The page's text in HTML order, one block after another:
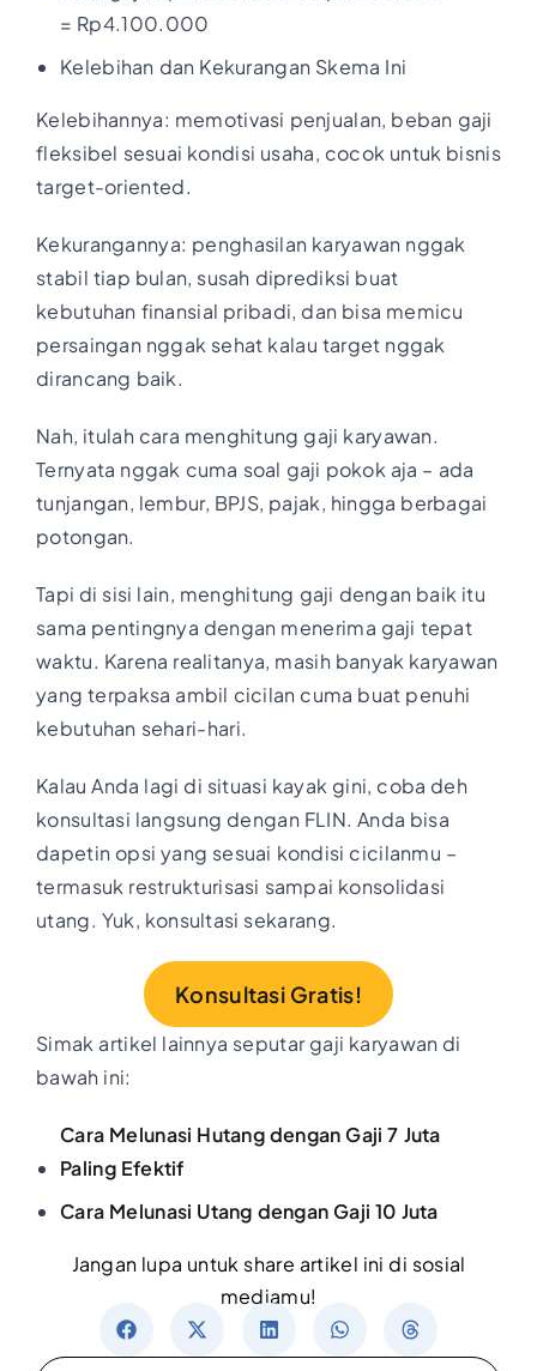
= Rp4.100.000
Kelebihan dan Kekurangan Skema Ini
Kelebihannya: memotivasi penjualan, beban gaji
fleksibel sesuai kondisi usaha, cocok untuk bisnis
target-oriented.
Kekurangannya: penghasilan karyawan nggak
stabil tiap bulan, susah diprediksi buat
kebutuhan finansial pribadi, dan bisa memicu
persaingan nggak sehat kalau target nggak
dirancang baik.
Nah, itulah cara menghitung gaji karyawan.
Ternyata nggak cuma soal gaji pokok aja – ada
tunjangan, lembur, BPJS, pajak, hingga berbagai
potongan.
Tapi di sisi lain, menghitung gaji dengan baik itu
sama pentingnya dengan menerima gaji tepat
waktu. Karena realitanya, masih banyak karyawan
yang terpaksa ambil cicilan cuma buat penuhi
kebutuhan sehari-hari.
Kalau Anda lagi di situasi kayak gini, coba deh
konsultasi langsung dengan FLIN. Anda bisa
dapetin opsi yang sesuai kondisi cicilanmu –
termasuk restrukturisasi sampai konsolidasi
utang. Yuk, konsultasi sekarang.
Konsultasi Gratis!
Simak artikel lainnya seputar gaji karyawan di
bawah ini:
Cara Melunasi Hutang dengan Gaji 7 Juta
Paling Efektif
Cara Melunasi Utang dengan Gaji 10 Juta
Jangan lupa untuk share artikel ini di sosial
mediamu!